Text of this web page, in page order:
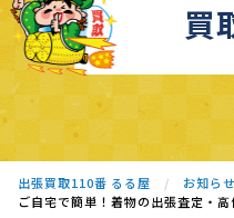
買
出張買取110番 るる屋
お知らせ
ご自宅で簡単！着物の出張査定・